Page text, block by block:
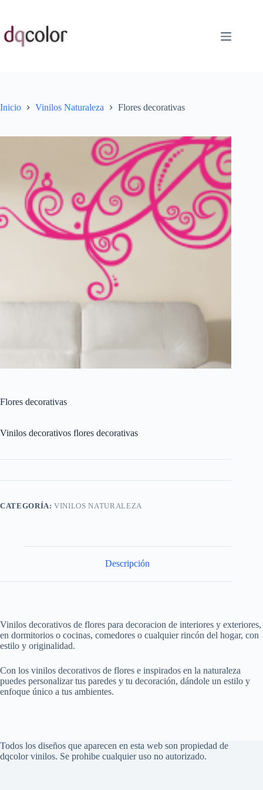
contenido
Inicio Vinilos Naturaleza Flores decorativas
Flores decorativas
Vinilos decorativos flores decorativas
CATEGORÍA:VINILOS NATURALEZA
Descripción
Vinilos decorativos de flores para decoracion de interiores y exteriores,
en dormitorios o cocinas, comedores o cualquier rincón del hogar, con
estilo y originalidad.
Con los vinilos decorativos de flores e inspirados en la naturaleza
puedes personalizar tus paredes y tu decoración, dándole un estilo y
enfoque único a tus ambientes.
Todos los diseños que aparecen en esta web son propiedad de
dqcolor vinilos. Se prohibe cualquier uso no autorizado.